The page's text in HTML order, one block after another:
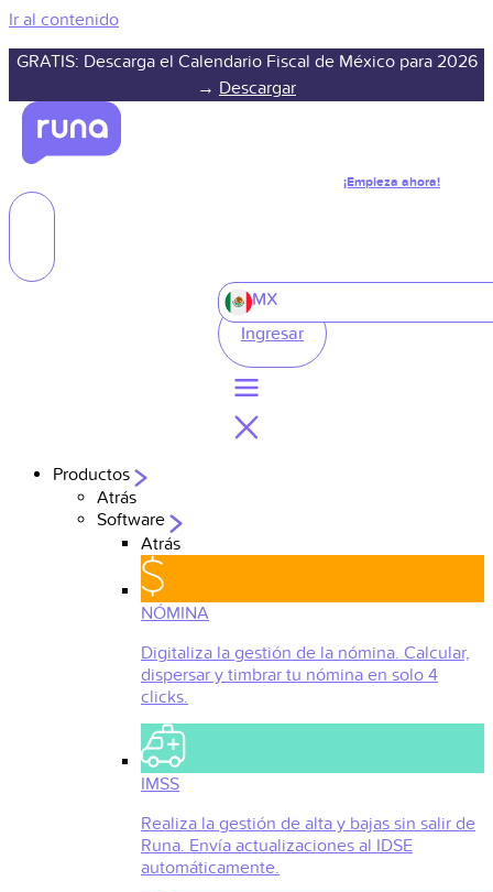
Ir al contenido
GRATIS: Descarga el Calendario Fiscal de México para 2026
→ Descargar
¡Empieza ahora!
MX
Ingresar
Productos
Atrás
Software
Atrás
NÓMINA
Digitaliza la gestión de la nómina. Calcular,
dispersar y timbrar tu nómina en solo 4
clicks.
IMSS
Realiza la gestión de alta y bajas sin salir de
Runa. Envía actualizaciones al IDSE
automáticamente.